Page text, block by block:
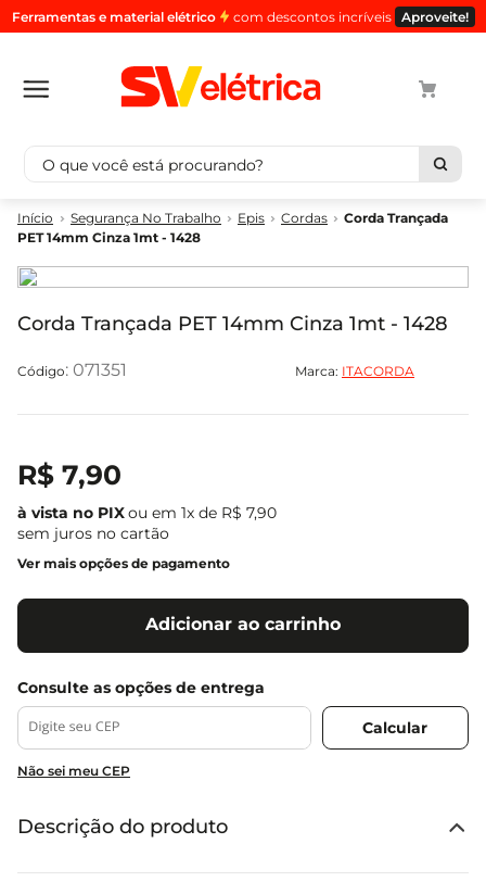
Ferramentas e material elétrico com descontos incríveis Aproveite!
O que você está procurando?
Segurança No Trabalho Epis Cordas
Corda Trançada
PET 14mm Cinza 1mt - 1428
Corda Trançada PET 14mm Cinza 1mt - 1428
: 071351 Marca: ITACORDA
R$ 7,90
ou em 1x de R$ 7,90
sem juros no cartão
Ver mais opções de pagamento
Adicionar ao carrinho
Não sei meu CEP
Descrição do produto
Termos mais buscados
2º
luminaria
3º
tomada
5